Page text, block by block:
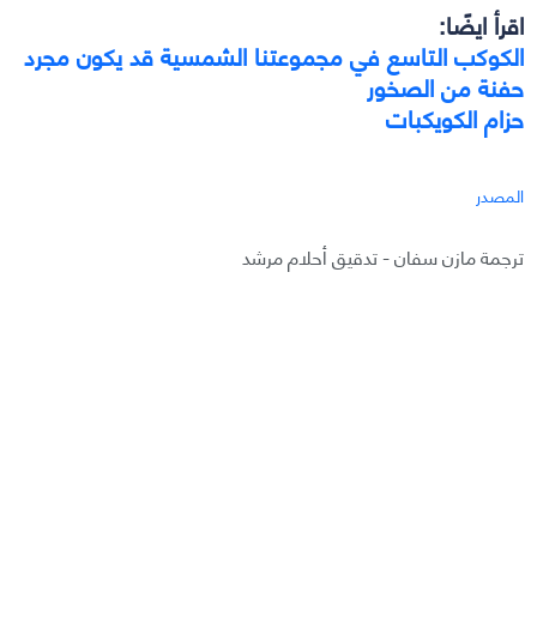
اقرأ ايضًا:
الكوكب التاسع في مجموعتنا الشمسية قد يكون مجرد
حفنة من الصخور
حزام الكويكبات
المصدر
ترجمة مازن سفان - تدقيق أحلام مرشد